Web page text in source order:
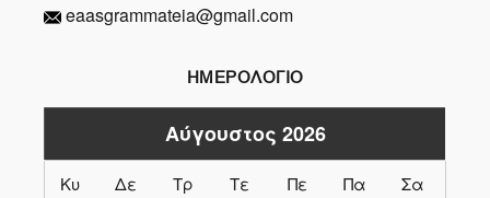
eaasgrammateia@gmail.com
ΗΜΕΡΟΛΟΓΙΟ
Αύγουστος 2026
Κυ Δε Τρ Τε Πε Πα Σα